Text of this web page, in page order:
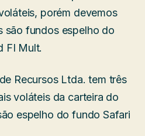
porém devemos
são fundos espelho do
FI Mult.
Recursos Ltda. tem três
voláteis da carteira do
espelho do fundo Safari